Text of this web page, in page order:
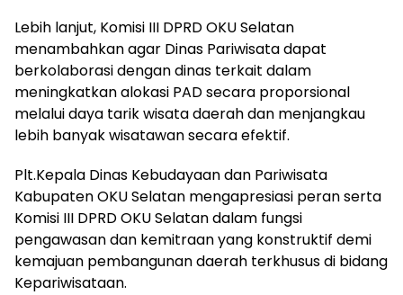
Lebih lanjut, Komisi III DPRD OKU Selatan
menambahkan agar Dinas Pariwisata dapat
berkolaborasi dengan dinas terkait dalam
meningkatkan alokasi PAD secara proporsional
melalui daya tarik wisata daerah dan menjangkau
lebih banyak wisatawan secara efektif.
Plt.Kepala Dinas Kebudayaan dan Pariwisata
Kabupaten OKU Selatan mengapresiasi peran serta
Komisi III DPRD OKU Selatan dalam fungsi
pengawasan dan kemitraan yang konstruktif demi
kemajuan pembangunan daerah terkhusus di bidang
Kepariwisataan.